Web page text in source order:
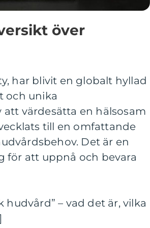
över
har blivit en globalt hyllad
och unika
värdesätta en hälsosam
till en omfattande
Det är en
för att uppnå och bevara
– vad det är, vilka